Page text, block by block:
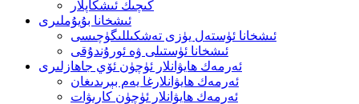
كىچىك ئىشكاپلار
ئىشخانا بۇيۇملىرى
ئىشخانا ئۈستەل يۈزى تەشكىللىگۈچىسى
ئىشخانا ئۈستىلى ۋە ئورۇندۇقى
ئەرمەك ھايۋانلار ئۈچۈن ئۆي جاھازلىرى
ئەرمەك ھايۋانلارغا يەم بېرىدىغان
ئەرمەك ھايۋانلار ئۈچۈن كارىۋات